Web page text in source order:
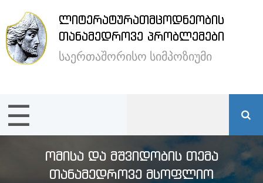
ᲚᲘᲢᲔᲠᲐᲢᲣᲠᲐᲗᲛᲪᲝᲓᲜᲔᲝᲑᲘᲡ
ᲗᲐᲜᲐᲛᲔᲓᲠᲝᲕᲔ ᲞᲠᲝᲑᲚᲔᲛᲔᲑᲘ
საერთაშორისო სიმპოზიუმი
×
ენა /
მთავარი
სიმპოზიუმის
შესახებ
☰
ᲝᲛᲘᲡᲐ ᲓᲐ ᲛᲨᲕᲘᲓᲝᲑᲘᲡ ᲗᲔᲛᲐ
ᲗᲐᲜᲐᲛᲔᲓᲠᲝᲕᲔ ᲛᲡᲝᲤᲚᲘᲝ